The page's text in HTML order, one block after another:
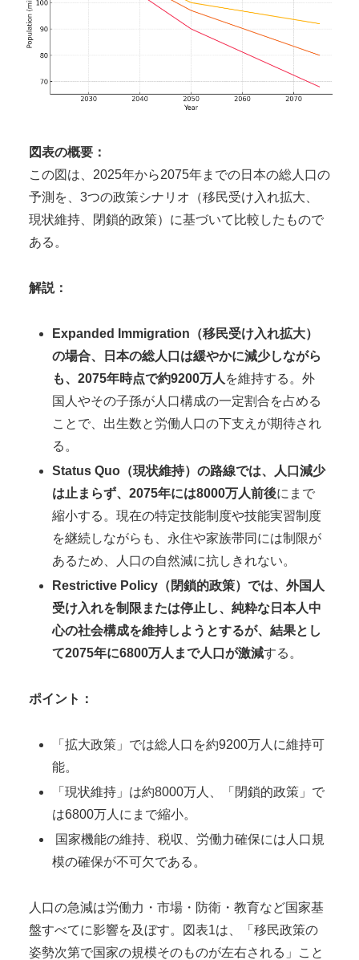
図表の概要：
この図は、2025年から2075年までの日本の総人口の
予測を、3つの政策シナリオ（移民受け入れ拡大、
現状維持、閉鎖的政策）に基づいて比較したもので
ある。
解説：
Expanded Immigration （移民受け入れ拡大）
の場合、日本の総人口は緩やかに減少しながら
も、2075年時点で約9200万人 を維持する。外
国人やその子孫が人口構成の一定割合を占める
ことで、出生数と労働人口の下支えが期待され
る。
Status Quo （現状維持）の路線では、人口減少
は止まらず、2075年には8000万人前後にまで
縮小する。現在の特定技能制度や技能実習制度
を継続しながらも、永住や家族帯同には制限が
あるため、人口の自然減に抗しきれない。
Restrictive Policy （閉鎖的政策）では、外国人
受け入れを制限または停止し、純粋な日本人中
心の社会構成を維持しようとするが、結果とし
て2075年に6800万人まで人口が激減する。
ポイント：
「拡大政策」では総人口を約9200万人に維持可
能。
「現状維持」は約8000万人、「閉鎖的政策」で
は6800万人にまで縮小。
国家機能の維持、税収、労働力確保には人口規
模の確保が不可欠である。
人口の急減は労働力・市場・防衛・教育など国家基
盤すべてに影響を及ぼす。図表1は、「移民政策の
姿勢次第で国家の規模そのものが左右される」こと